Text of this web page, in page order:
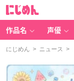
作品名 声優
にじめん > ニュース >